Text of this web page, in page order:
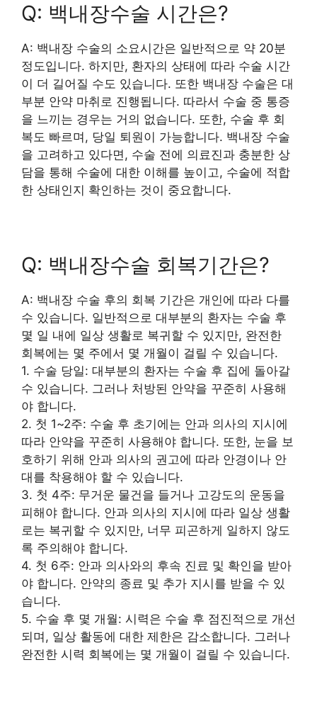
Q: 백내장수술 시간은?
A: 백내장 수술의 소요시간은 일반적으로 약 20분
정도입니다. 하지만, 환자의 상태에 따라 수술 시간
이 더 길어질 수도 있습니다. 또한 백내장 수술은 대
부분 안약 마취로 진행됩니다. 따라서 수술 중 통증
을 느끼는 경우는 거의 없습니다. 또한, 수술 후 회
복도 빠르며, 당일 퇴원이 가능합니다. 백내장 수술
을 고려하고 있다면, 수술 전에 의료진과 충분한 상
담을 통해 수술에 대한 이해를 높이고, 수술에 적합
한 상태인지 확인하는 것이 중요합니다.
Q: 백내장수술 회복기간은?
A: 백내장 수술 후의 회복 기간은 개인에 따라 다를
수 있습니다. 일반적으로 대부분의 환자는 수술 후
몇 일 내에 일상 생활로 복귀할 수 있지만, 완전한
회복에는 몇 주에서 몇 개월이 걸릴 수 있습니다.
1. 수술 당일: 대부분의 환자는 수술 후 집에 돌아갈
수 있습니다. 그러나 처방된 안약을 꾸준히 사용해
야 합니다.
2. 첫 1~2주: 수술 후 초기에는 안과 의사의 지시에
따라 안약을 꾸준히 사용해야 합니다. 또한, 눈을 보
호하기 위해 안과 의사의 권고에 따라 안경이나 안
대를 착용해야 할 수 있습니다.
3. 첫 4주: 무거운 물건을 들거나 고강도의 운동을
피해야 합니다. 안과 의사의 지시에 따라 일상 생활
로는 복귀할 수 있지만, 너무 피곤하게 일하지 않도
록 주의해야 합니다.
4. 첫 6주: 안과 의사와의 후속 진료 및 확인을 받아
야 합니다. 안약의 종료 및 추가 지시를 받을 수 있
습니다.
5. 수술 후 몇 개월: 시력은 수술 후 점진적으로 개선
되며, 일상 활동에 대한 제한은 감소합니다. 그러나
완전한 시력 회복에는 몇 개월이 걸릴 수 있습니다.